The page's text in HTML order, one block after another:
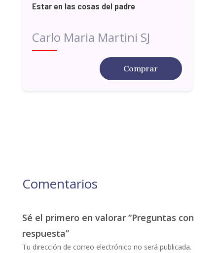
Estar en las cosas del padre
Carlo Maria Martini SJ
Comprar
Comentarios
Sé el primero en valorar “Preguntas con
respuesta”
Tu dirección de correo electrónico no será publicada.